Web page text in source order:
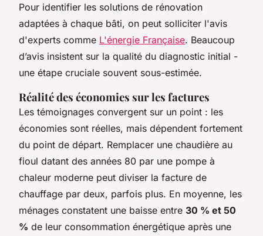
Pour identifier les solutions de rénovation
adaptées à chaque bâti, on peut solliciter l'avis
d'experts comme L'énergie Française. Beaucoup
d’avis insistent sur la qualité du diagnostic initial -
une étape cruciale souvent sous-estimée.
Réalité des économies sur les factures
Les témoignages convergent sur un point : les
économies sont réelles, mais dépendent fortement
du point de départ. Remplacer une chaudière au
fioul datant des années 80 par une pompe à
chaleur moderne peut diviser la facture de
chauffage par deux, parfois plus. En moyenne, les
ménages constatent une baisse entre 30 % et 50
% de leur consommation énergétique après une